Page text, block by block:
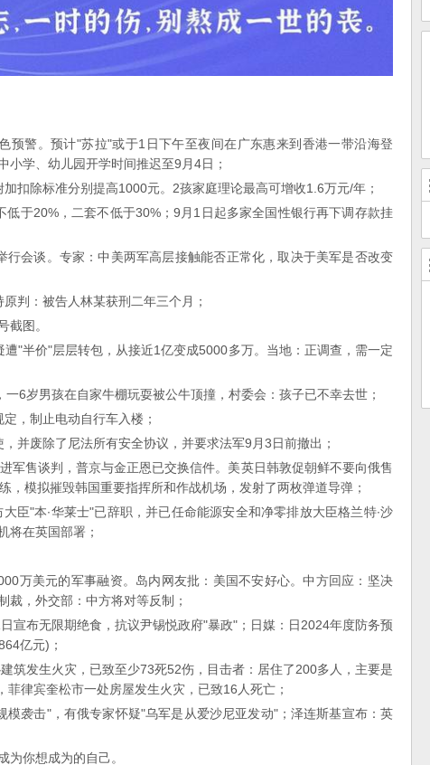
预警。预计"苏拉"或于1日下午至夜间在广东惠来到香港一带沿海登
小学、幼儿园开学时间推迟至9月4日；
扣除标准分别提高1000元。2孩家庭理论最高可增收1.6万元/年；
于20%，二套不低于30%；9月1日起多家全国性银行再下调存款挂
会谈。专家：中美两军高层接触能否正常化，取决于美军是否改变
判：被告人林某获刑二年三个月；
截图。
"半价"层层转包，从接近1亿变成5000多万。当地：正调查，需一定
6岁男孩在自家牛棚玩耍被公牛顶撞，村委会：孩子已不幸去世；
，制止电动自行车入楼；
并废除了尼法所有安全协议，并要求法军9月3日前撤出；
军售谈判，普京与金正恩已交换信件。美英日韩敦促朝鲜不要向俄售
，模拟摧毁韩国重要指挥所和作战机场，发射了两枚弹道导弹；
臣"本∙华莱士"已辞职，并已任命能源安全和净零排放大臣格兰特∙沙
将在英国部署；
万美元的军事融资。岛内网友批：美国不安好心。中方回应：坚决
裁，外交部：中方将对等反制；
宣布无限期绝食，抗议尹锡悦政府"暴政"；日媒：日2024年度防务预
亿元)；
筑发生火灾，已致至少73死52伤，目击者：居住了200多人，主要是
律宾奎松市一处房屋发生火灾，已致16人死亡；
模袭击"，有俄专家怀疑"乌军是从爱沙尼亚发动"；泽连斯基宣布：英
为你想成为的自己。